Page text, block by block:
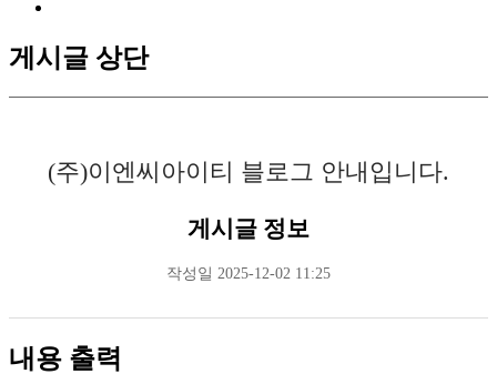
게시글 상단
(주)이엔씨아이티 블로그 안내입니다.
게시글 정보
작성일 2025-12-02 11:25
내용 출력